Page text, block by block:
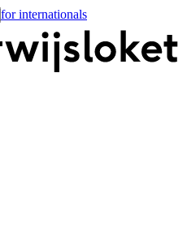
for internationals